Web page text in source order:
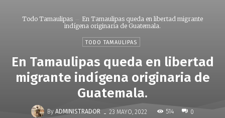
Todo Tamaulipas
En Tamaulipas queda en libertad migrante
indígena originaria de Guatemala.
TODO TAMAULIPAS
En Tamaulipas queda en libertad
migrante indígena originaria de
Guatemala.
By ADMINISTRADOR - 23 MAYO, 2022 514 0